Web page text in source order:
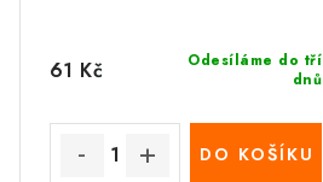
Odesíláme do tří
dnů
61 Kč
DO KOŠÍKU